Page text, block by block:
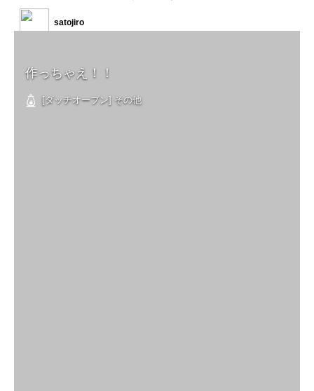
作っちゃえ！！
[ダッチオーブン] その他
satojiro